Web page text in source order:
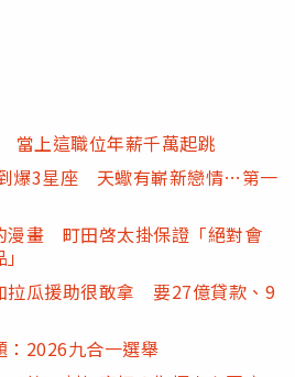
上這職位年薪千萬起跳
爆3星座 天蠍有嶄新戀情…第一
漫畫 町田啓太掛保證「絕對會
拉瓜援助很敢拿 要27億貸款、9
：2026九合一選舉